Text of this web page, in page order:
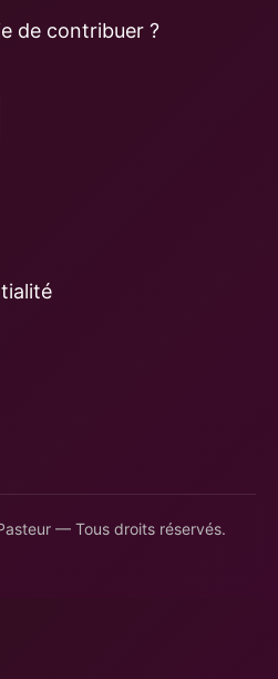
de contribuer ?
— Tous droits réservés.